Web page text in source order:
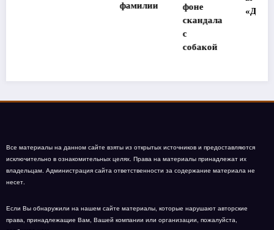
фамилии
фоне
скандала
собакой
«Дома-2»
Все материалы на данном сайте взяты из открытых источников и предоставляются
исключительно в ознакомительных целях. Права на материалы принадлежат их
владельцам. Администрация сайта ответственности за содержание материала не
несет.
Если Вы обнаружили на нашем сайте материалы, которые нарушают авторские
права, принадлежащие Вам, Вашей компании или организации, пожалуйста,